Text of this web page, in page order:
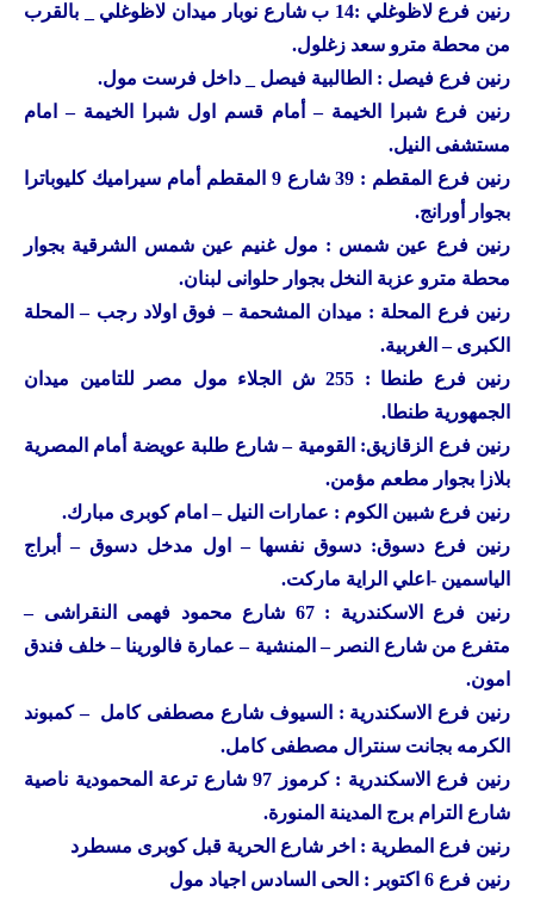
رنين
فرع لاظوغلي :14 ب شارع نوبار ميدان لاظوغلي _ بالقرب
من محطة مترو سعد زغلول.
رنين فرع فيصل : الطالبية فيصل _ داخل فرست مول.
رنين فرع شبرا الخيمة – أمام قسم اول شبرا الخيمة – امام
مستشفى النيل.
رنين
فرع المقطم : 39 شارع 9 المقطم أمام سيراميك كليوباترا
بجوار أورانج.
رنين فرع عين شمس : مول غنيم عين شمس الشرقية بجوار
محطة مترو عزبة النخل بجوار حلوانى لبنان.
رنين فرع المحلة : ميدان المشحمة – فوق اولاد رجب – المحلة
الكبرى – الغربية.
رنين
فرع طنطا : 255 ش الجلاء مول مصر للتامين ميدان
الجمهورية طنطا.
رنين فرع الزقازيق: القومية – شارع طلبة عويضة أمام المصرية
بلازا بجوار مطعم مؤمن.
رنين فرع شبين الكوم : عمارات النيل – امام كوبرى مبارك.
رنين فرع دسوق: دسوق نفسها – اول مدخل دسوق – أبراج
الياسمين -اعلي الراية ماركت.
رنين
فرع الاسكندرية : 67 شارع محمود فهمى النقراشى –
متفرع من شارع النصر – المنشية – عمارة فالورينا – خلف فندق
امون.
رنين فرع الاسكندرية : السيوف شارع مصطفى كامل – كمبوند
الكرمه بجانت سنترال مصطفى كامل.
رنين
فرع الاسكندرية : كرموز 97 شارع ترعة المحمودية ناصية
شارع الترام برج المدينة المنورة.
رنين فرع المطرية : اخر شارع الحرية قبل كوبرى مسطرد
رنين فرع 6 اكتوبر : الحى السادس اجياد مول